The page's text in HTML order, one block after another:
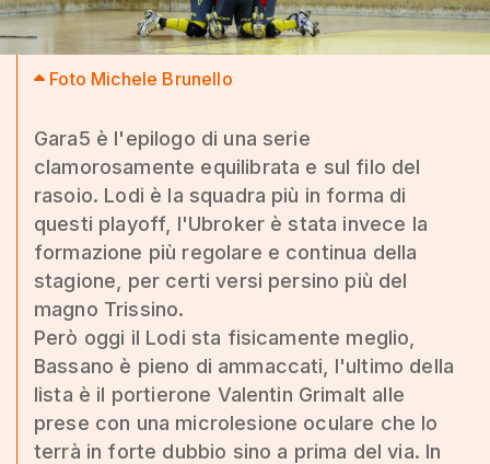
Foto Michele Brunello
Gara5 è l'epilogo di una serie
clamorosamente equilibrata e sul filo del
rasoio. Lodi è la squadra più in forma di
questi playoff, l'Ubroker è stata invece la
formazione più regolare e continua della
stagione, per certi versi persino più del
magno Trissino.
Però oggi il Lodi sta fisicamente meglio,
Bassano è pieno di ammaccati, l'ultimo della
lista è il portierone Valentin Grimalt alle
prese con una microlesione oculare che lo
terrà in forte dubbio sino a prima del via. In